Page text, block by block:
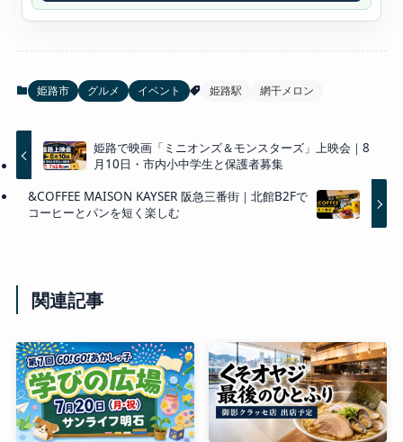
姫路市 グルメ イベント 姫路駅 網干メロン
姫路で映画「ミニオンズ＆モンスターズ」上映会｜8
月10日・市内小中学生と保護者募集
&COFFEE MAISON KAYSER 阪急三番街｜北館B2Fで
コーヒーとパンを短く楽しむ
関連記事